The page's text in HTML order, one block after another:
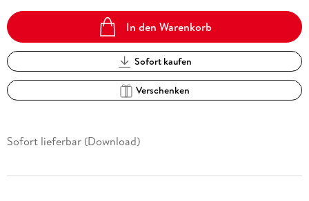
In den Warenkorb
Sofort kaufen
Verschenken
Sofort lieferbar (Download)